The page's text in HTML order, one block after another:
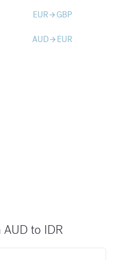
EURarrow_forward GBP
AUDarrow_forward EUR
to IDR